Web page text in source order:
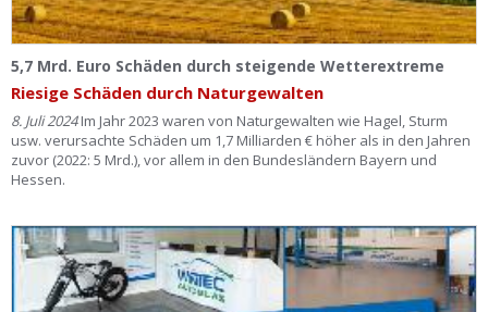
5,7 Mrd. Euro Schäden durch steigende Wetterextreme
Riesige Schäden durch Naturgewalten
8. Juli 2024Im Jahr 2023 waren von Naturgewalten wie Hagel, Sturm
usw. verursachte Schäden um 1,7 Milliarden € höher als in den Jahren
zuvor (2022: 5 Mrd.), vor allem in den Bundesländern Bayern und
Hessen.